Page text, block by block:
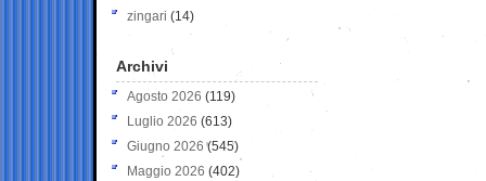
zingari (14)
Archivi
Agosto 2026 (119)
Luglio 2026 (613)
Giugno 2026 (545)
Maggio 2026 (402)